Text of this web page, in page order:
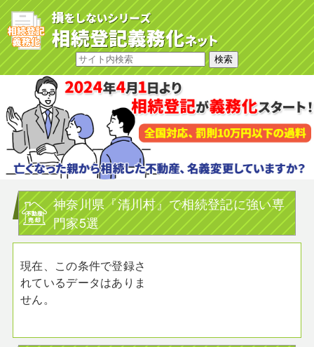
神奈川県『清川村』で相続登記に強い専
門家5選
現在、この条件で登録さ
れているデータはありま
せん。